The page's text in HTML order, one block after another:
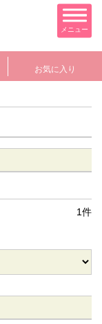
メニュー
お気に入り
1件